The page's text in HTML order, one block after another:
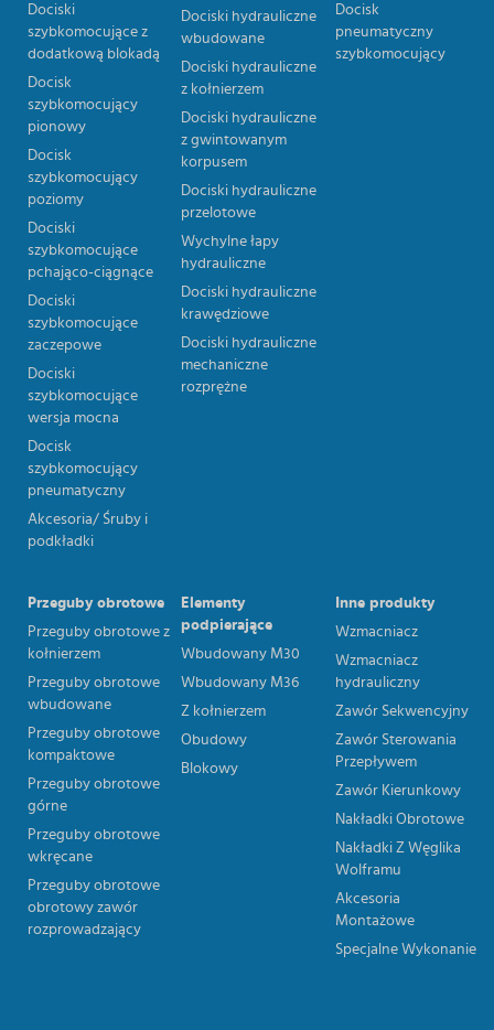
Dociski
szybkomocujące z
dodatkową blokadą
Docisk
szybkomocujący
pionowy
Docisk
szybkomocujący
poziomy
Dociski
szybkomocujące
pchająco-ciągnące
Dociski
szybkomocujące
zaczepowe
Dociski
szybkomocujące
wersja mocna
Docisk
szybkomocujący
pneumatyczny
Akcesoria/ Śruby i
podkładki
Dociski hydrauliczne
wbudowane
Dociski hydrauliczne
z kołnierzem
Dociski hydrauliczne
z gwintowanym
korpusem
Dociski hydrauliczne
przelotowe
Wychylne łapy
hydrauliczne
Dociski hydrauliczne
krawędziowe
Dociski hydrauliczne
mechaniczne
rozprężne
Docisk
pneumatyczny
szybkomocujący
Przeguby obrotowe
Przeguby obrotowe z
kołnierzem
Przeguby obrotowe
wbudowane
Przeguby obrotowe
kompaktowe
Przeguby obrotowe
górne
Przeguby obrotowe
wkręcane
Przeguby obrotowe
obrotowy zawór
rozprowadzający
Elementy
podpierające
Wbudowany M30
Wbudowany M36
Z kołnierzem
Obudowy
Blokowy
Inne produkty
Wzmacniacz
Wzmacniacz
hydrauliczny
Zawór Sekwencyjny
Zawór Sterowania
Przepływem
Zawór Kierunkowy
Nakładki Obrotowe
Nakładki Z Węglika
Wolframu
Akcesoria
Montażowe
Specjalne Wykonanie